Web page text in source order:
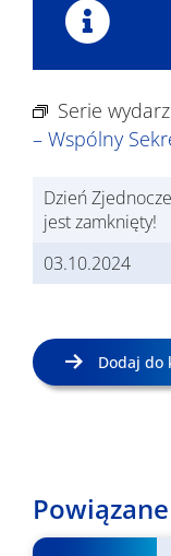
Serie
– Wspólny
Dzień
jest zamknięty!
03.10.2024
Dodaj do